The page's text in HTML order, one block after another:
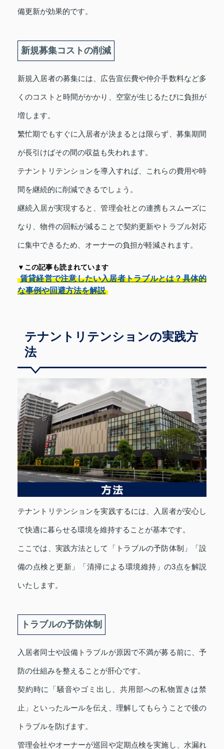
備更新が効果的です。
新規募集コストの削減
新規入居者の募集には、広告宣伝費や仲介手数料など多
くのコストと時間がかかり、空室が生じるたびに負担が
増します。
繁忙期でもすぐに入居者が決まるとは限らず、募集期間
が長引けばその間の収益も失われます。
テナントリテンションを導入すれば、これらの費用や時
間を継続的に削減できるでしょう。
継続入居が実現すると、管理会社との連携もスムーズに
なり、物件の回転が減ることで契約更新やトラブル対応
に集中できるため、オーナーの負担が軽減されます。
▼この記事も読まれています
賃貸経営で注意したい入居者トラブルとは？具体的
な事例や回避方法を解説
テナントリテンションの実践方
法
テナントリテンションを実践するには、入居者が安心し
て快適に暮らせる環境を維持することが基本です。
ここでは、実践方法として「トラブルの予防体制」「設
備の点検と更新」「清掃による環境維持」の3点を解説
いたします。
トラブルの予防体制
入居者同士や設備トラブルが原因で不満が募る前に、予
防の仕組みを整えることが肝心です。
契約時に「騒音やゴミ出し、共用部への私物置きは禁
止」といったルールを伝え、理解してもらうことで後の
トラブルを防げます。
管理会社やオーナーが巡回や定期点検を実施し、水漏れ